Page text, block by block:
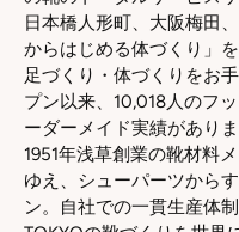
日本橋人形町、大阪梅田
からはじめる体づくり」
足づくり・体づくりをお
プン以来、10,018人のフ
ーダーメイド実績があり
1951年浅草創業の靴材料
ゆえ、シューパーツから
ン。自社での一貫生産体